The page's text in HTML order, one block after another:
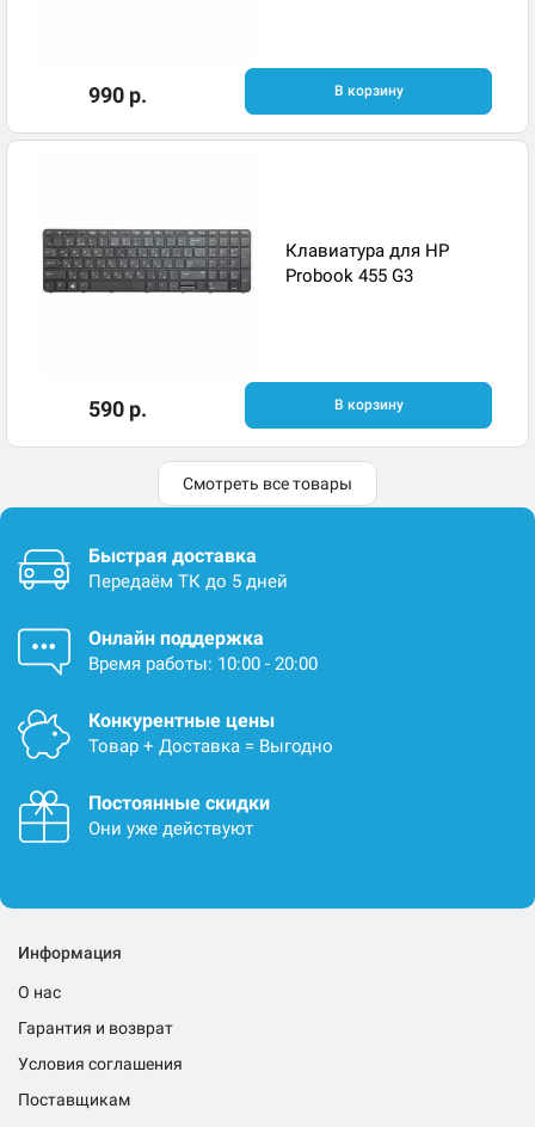
990 р. В корзину
Клавиатура для HP
Probook 455 G3
590 р. В корзину
Смотреть все товары
Быстрая доставка
Передаём ТК до 5 дней
Онлайн поддержка
Время работы: 10:00 - 20:00
Конкурентные цены
Товар + Доставка = Выгодно
Постоянные скидки
Они уже действуют
Информация
О нас
Гарантия и возврат
Условия соглашения
Поставщикам